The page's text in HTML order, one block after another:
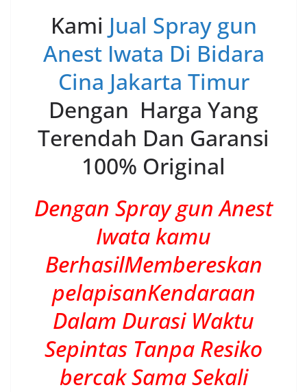
Kami Jual Spray gun
Anest Iwata Di Bidara
Cina Jakarta Timur
Dengan Harga Yang
Terendah Dan Garansi
100% Original
Dengan Spray gun Anest
Iwata kamu
BerhasilMembereskan
pelapisanKendaraan
Dalam Durasi Waktu
Sepintas Tanpa Resiko
bercak Sama Sekali